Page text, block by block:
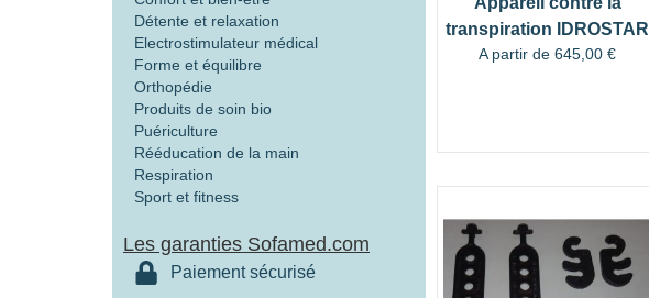
Détente et relaxation
Electrostimulateur médical
Forme et équilibre
Orthopédie
Produits de soin bio
Puériculture
Rééducation de la main
Respiration
Sport et fitness
Les garanties Sofamed.com
Paiement sécurisé
transpiration IDROSTAR
A partir de645,00€